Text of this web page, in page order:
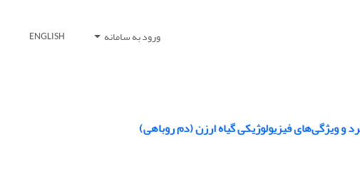
ورود به سامانه ENGLISH
و ویژگی‌های فیزیولوژیکی گیاه ارزن (دم روباهی)